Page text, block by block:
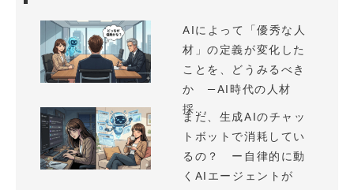
AIによって「優秀な人
材」の定義が変化した
ことを、どうみるべき
か —AI時代の人材
採...
まだ、生成AIのチャッ
トボットで消耗してい
るの？ ー自律的に動
くAIエージェントが